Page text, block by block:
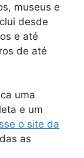
museus e
desde
e até
de até
uma
e um
o site da
as